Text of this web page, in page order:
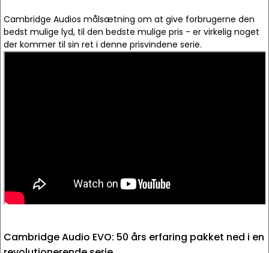
Cambridge Audios målsætning om at give forbrugerne den
bedst mulige lyd, til den bedste mulige pris - er virkelig noget
der kommer til sin ret i denne prisvindene serie.
Cambridge Audio EVO: 50 års erfaring pakket ned i en